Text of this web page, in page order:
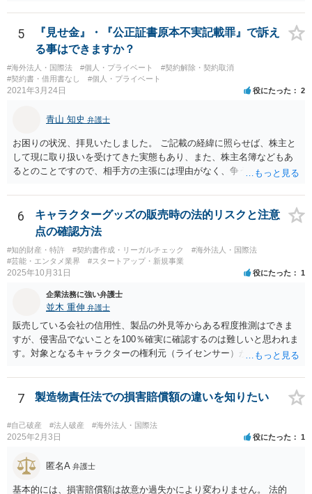
5
『見せ金』・『公正証書原本不実記載罪』で訴え
る事はできますか？
#海外法人・国際法 #個人・プライベート
#契約解除・契約取消
#契約書・借用書なし
#個人・プライベート
2021年3月24日 役にたった 2
青山 知史 弁護士
お困りの状況、拝見いたしました。 ご記載の経緯に照らせば、株主と
して現に取り扱いを受けてきた実態もあり、また、株主名簿などもあ
るとのことですので、相手方の主張には理由がなく、争う余地はある
主手の地位確認請求を訴訟などで実施し、正式に権利関係を明らかに
することも考えられます。 また、仮に株式の割り当てがなされていな
いとのことであれば、出資契約の前提が果たされていないことになり
ますので、債務不履行を理由に契約を解除し、100万円の返金を要求す
ることも考えられるかと思慮いたします。 この他、持ち株比率などに
もよりますが、過半数を確保できるのであれば、相手方の解任請求を
たします。 いずれの手段をとるとしても、当時のやり取りや契約内
容、相手方の主張内容などによっても、とるべき手段が異なってきま
すので、本格的に争うことをお考えであれば、関連資料をお持ちのう
え、個別に弁護士にご相談をし、対策を立てていくべきと思慮いたし
ます。
6
キャラクターグッズの販売時の法的リスクと注意
点の確認方法
#知的財産・特許 #契約書作成・リーガルチェック
#海外法人・国際法
#芸能・エンタメ業界
#スタートアップ・新規事業
2025年10月31日 役にたった 1
企業法務に強い弁護士
並木 重伸 弁護士
販売している会社の信用性、製品の外見等からある程度推測はできま
すが、侵害品でないことを100％確実に確認するのは難しいと思われま
す。対象となるキャラクターの権利元（ライセンサー）がわかるので
頼し絵を作ってもらいそれを元に工場へ作成依頼などした場合」につ
いては、作ってもらった絵がオリジナルのものであれば問題はありま
せんが（ただし絵師などから権利を得ておく必要があります。）、既
存のキャラクターやそれに類似するものであれば、その権利元から許
諾を受けない限り著作権侵害となる可能性が高いです。
7 製造物責任法での損害賠償額の違いを知りたい
#自己破産 #法人破産 #海外法人・国際法
2025年2月3日 役にたった 1
匿名A 弁護士
基本的には、損害賠償額は故意か過失かにより変わりません。 法的